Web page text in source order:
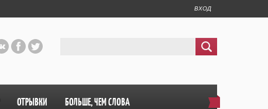
ВХОД
ОТРЫВКИ БОЛЬШЕ, ЧЕМ СЛОВА